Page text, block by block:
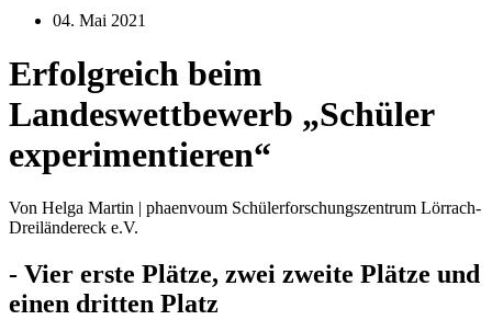
04. Mai 2021
Erfolgreich beim
Landeswettbewerb „Schüler
experimentieren“
Von Helga Martin | phaenvoum Schülerforschungszentrum Lörrach-
Dreiländereck e.V.
- Vier erste Plätze, zwei zweite Plätze und
einen dritten Platz